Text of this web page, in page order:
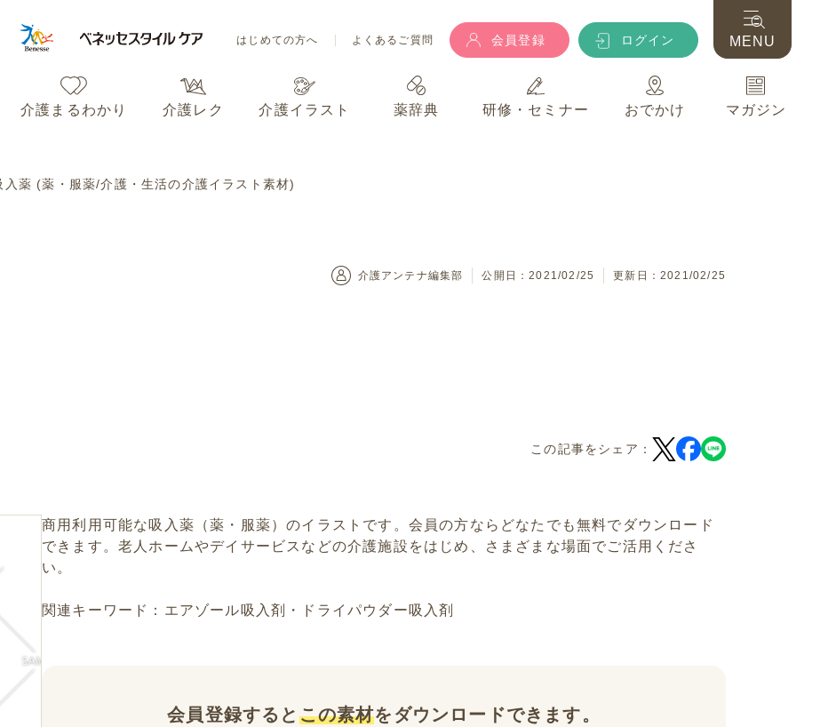
はじめての方へ よくあるご質問 会員登録 ログイン
介護まるわかり 介護レク 介護イラスト 薬辞典 研修・セミナー おでかけ マガジン
MENU
入薬 (薬・服薬/介護・生活の介護イラスト素材)
介護アンテナ編集部 公開日：2021/02/25 更新日：2021/02/25
この記事をシェア：
商用利用可能な吸入薬（薬・服薬）のイラストです。会員の方ならどなたでも無料でダウンロード
できます。老人ホームやデイサービスなどの介護施設をはじめ、さまざまな場面でご活用くださ
い。
関連キーワード：エアゾール吸入剤・ドライパウダー吸入剤
会員登録すると この素材をダウンロードできます。